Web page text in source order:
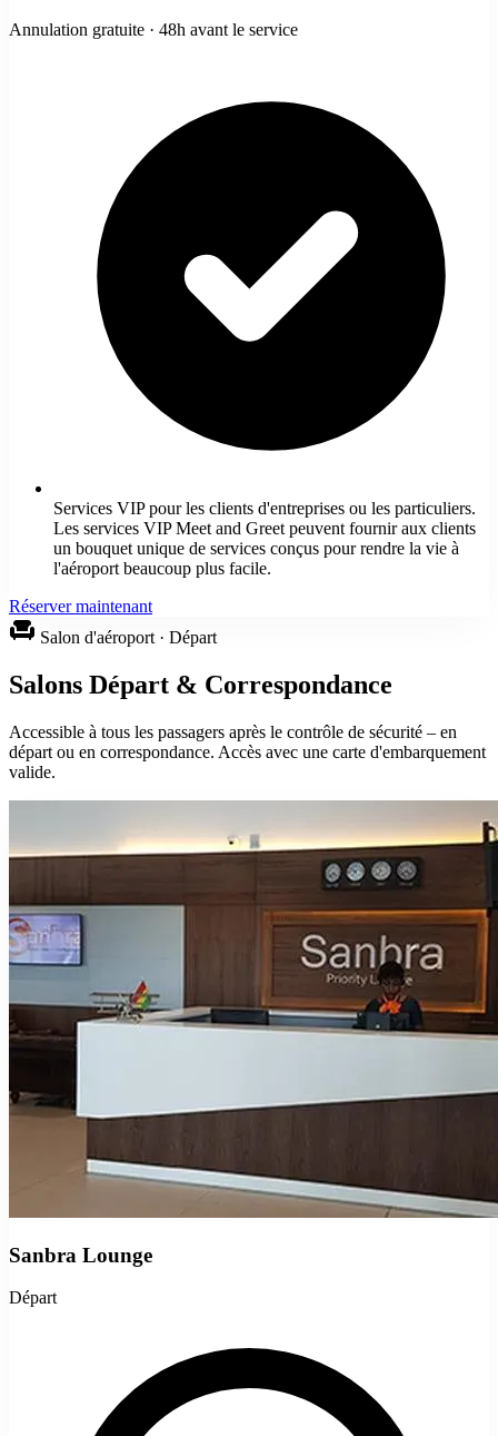
Annulation gratuite · 48h avant le service
Services VIP pour les clients d'entreprises ou les particuliers.
Les services VIP Meet and Greet peuvent fournir aux clients
un bouquet unique de services conçus pour rendre la vie à
l'aéroport beaucoup plus facile.
Réserver maintenant
chair Salon d'aéroport · Départ
Salons Départ & Correspondance
Accessible à tous les passagers après le contrôle de sécurité – en
départ ou en correspondance. Accès avec une carte d'embarquement
valide.
Sanbra Lounge
Départ